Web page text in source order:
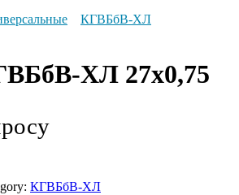
КГВБбВ-ХЛ
ХЛ 27х0,75
КГВБбВ-ХЛ